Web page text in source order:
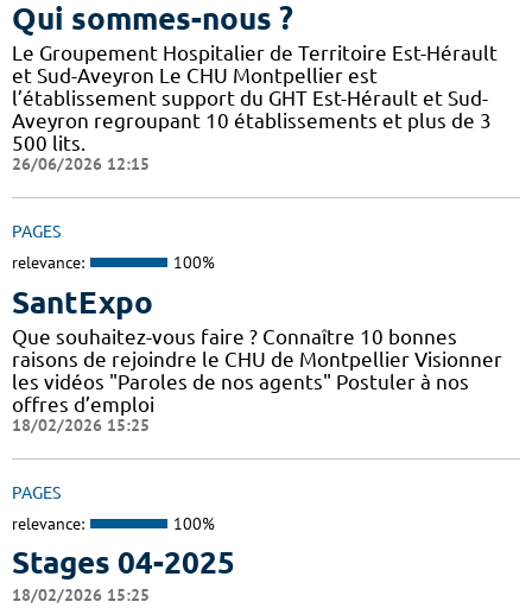
Qui sommes-nous ?
Le Groupement Hospitalier de Territoire Est-Hérault
et Sud-Aveyron Le CHU Montpellier est
l’établissement support du GHT Est-Hérault et Sud-
Aveyron regroupant 10 établissements et plus de 3
500 lits.
26/06/2026 12:15
PAGES
relevance: 100%
SantExpo
Que souhaitez-vous faire ? Connaître 10 bonnes
raisons de rejoindre le CHU de Montpellier Visionner
les vidéos "Paroles de nos agents" Postuler à nos
offres d’emploi
18/02/2026 15:25
PAGES
relevance: 100%
Stages 04-2025
18/02/2026 15:25